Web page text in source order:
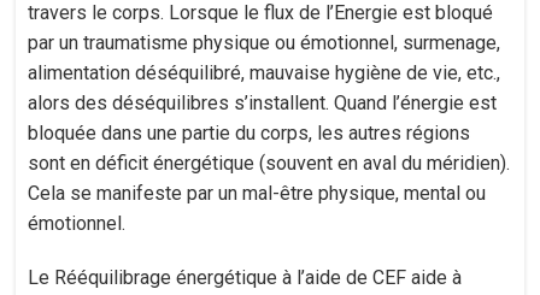
travers le corps. Lorsque le flux de l’Energie est bloqué
par un traumatisme physique ou émotionnel, surmenage,
alimentation déséquilibré, mauvaise hygiène de vie, etc.,
alors des déséquilibres s’installent. Quand l’énergie est
bloquée dans une partie du corps, les autres régions
sont en déficit énergétique (souvent en aval du méridien).
Cela se manifeste par un mal-être physique, mental ou
émotionnel.
Le Rééquilibrage énergétique à l’aide de CEF aide à